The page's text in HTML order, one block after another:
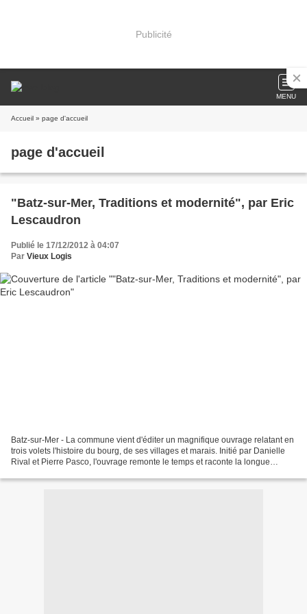
Publicité
MENU
Accueil » page d'accueil
page d'accueil
"Batz-sur-Mer, Traditions et modernité", par Eric
Lescaudron
Publié le 17/12/2012 à 04:07
Par Vieux Logis
Batz-sur-Mer - La commune vient d'éditer un magnifique ouvrage relatant en
trois volets l'histoire du bourg, de ses villages et marais. Initié par Danielle
Rival et Pierre Pasco, l'ouvrage remonte le temps et raconte la longue